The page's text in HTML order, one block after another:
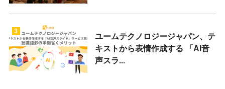
3
ユームテクノロジージャパン、テ
キストから表情作成する 「AI音
声スラ...